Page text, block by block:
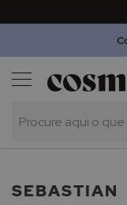
Outlet
SEBASTIAN